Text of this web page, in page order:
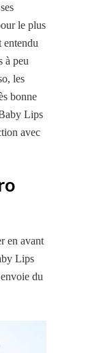
le plus
entendu
à peu
les
bonne
Lips
avec
en avant
Lips
du